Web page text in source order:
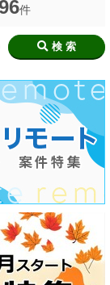
件
検 索